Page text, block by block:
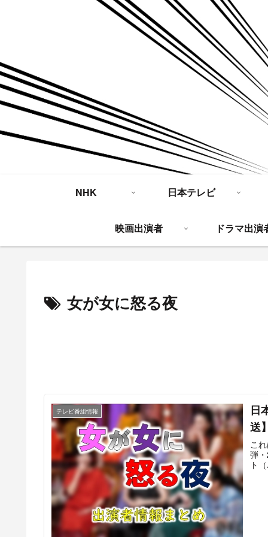
NHK 日本テレビ
映画出演者 ドラマ出演
女が女に怒る夜
テレビ番組情報
日
送
こ
弾
ト